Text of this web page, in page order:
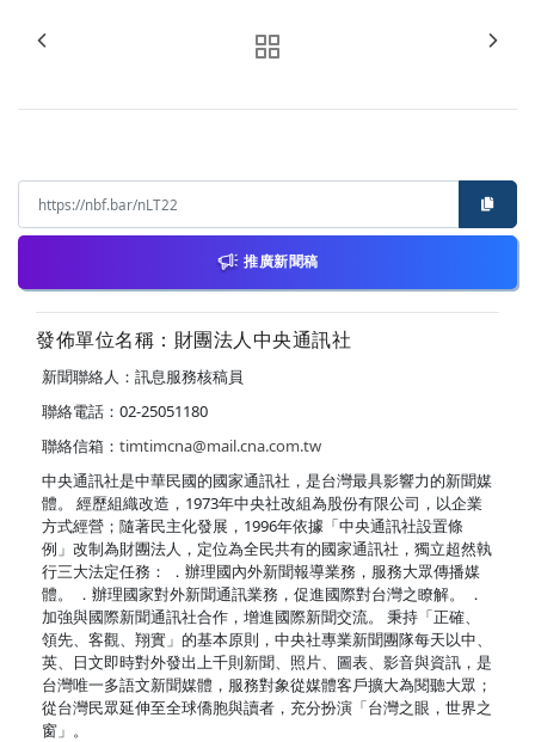
推廣新聞稿
發佈單位名稱：財團法人中央通訊社
新聞聯絡人：訊息服務核稿員
聯絡電話：02-25051180
聯絡信箱： timtimcna@mail.cna.com.tw
中央通訊社是中華民國的國家通訊社，是台灣最具影響力的新聞媒
體。 經歷組織改造，1973年中央社改組為股份有限公司，以企業
方式經營；隨著民主化發展，1996年依據「中央通訊社設置條
例」改制為財團法人，定位為全民共有的國家通訊社，獨立超然執
行三大法定任務： ．辦理國內外新聞報導業務，服務大眾傳播媒
體。 ．辦理國家對外新聞通訊業務，促進國際對台灣之瞭解。 ．
加強與國際新聞通訊社合作，增進國際新聞交流。 秉持「正確、
領先、客觀、翔實」的基本原則，中央社專業新聞團隊每天以中、
英、日文即時對外發出上千則新聞、照片、圖表、影音與資訊，是
台灣唯一多語文新聞媒體，服務對象從媒體客戶擴大為閱聽大眾；
從台灣民眾延伸至全球僑胞與讀者，充分扮演「台灣之眼，世界之
窗」。